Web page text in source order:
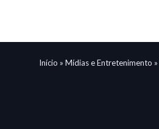
Início » Mídias e Entretenimento »